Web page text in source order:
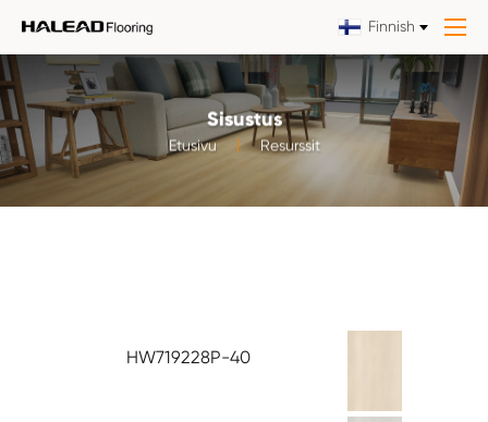
Finnish
Sisustus
Etusivu Resurssit
HW719228P-40